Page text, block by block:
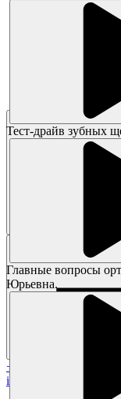
Тест-драйв зубных
Главные вопросы
Юрьевна.
+7 383 373-05-05
info@magikids.ru